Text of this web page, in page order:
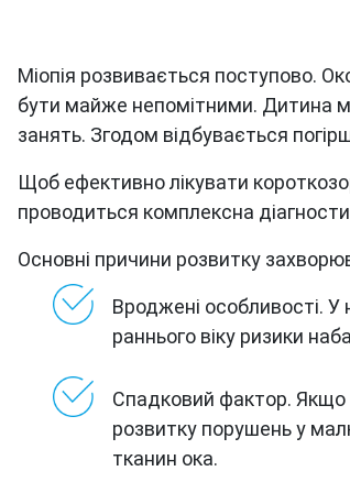
Міопія розвивається поступово.
бути майже непомітними. Дитина
занять. Згодом відбувається
Щоб ефективно лікувати
проводиться комплексна
Основні причини розвитку
Вроджені особливості. У
раннього віку ризики
Спадковий фактор. Якщо
розвитку порушень у
тканин ока.